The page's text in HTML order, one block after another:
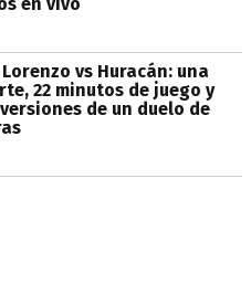
vs Huracán: una
22 minutos de juego y
de un duelo de